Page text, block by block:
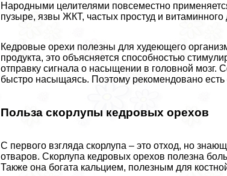
Народными целителями повсеместно
пузыре, язвы ЖКТ, частых простуд и витаминного
Кедровые орехи полезны для худеющего
продукта, это объясняется способностью
отправку сигнала о насыщении в головной мозг.
быстро насыщаясь. Поэтому рекомендовано есть
Польза скорлупы кедровых орехов
С первого взгляда скорлупа – это отход, но
отваров. Скорлупа кедровых орехов полезна
Также она богата кальцием, полезным для